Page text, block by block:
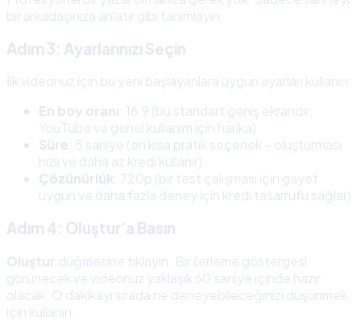
bir arkadaşınıza anlatır gibi tanımlayın.
Adım 3: Ayarlarınızı Seçin
İlk videonuz için bu yeni başlayanlara uygun ayarları kullanın:
En boy oranı: 16:9 (bu standart geniş ekrandır,
YouTube ve genel kullanım için harika)
Süre: 5 saniye (en kısa pratik seçenek – oluşturması
hızlı ve daha az kredi kullanır)
Çözünürlük: 720p (bir test çalışması için gayet
uygun ve daha fazla deney için kredi tasarrufu sağlar)
Adım 4: Oluştur’a Basın
Oluştur düğmesine tıklayın. Bir ilerleme göstergesi
görünecek ve videonuz yaklaşık 60 saniye içinde hazır
olacak. O dakikayı sırada ne deneyebileceğinizi düşünmek
için kullanın.